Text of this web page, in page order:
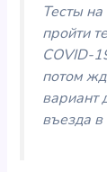
Тесты
пройти
COVID-
потом
вариант
въезда в